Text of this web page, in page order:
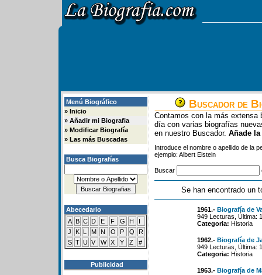
Menú Biográfico
» Inicio
» Añadir mi Biografia
» Modificar Biografía
» Las más Buscadas
Busca Biografías
Abecedario
A B C D E F G H
I
J
K L M N O P Q
R
S T U V W X Y Z #
Publicidad
Buscador de
Contamos con la más extensa
día con varias biografías
en nuestro Buscador. Añade
Introduce el nombre o apellido de la
ejemplo: Albert Eistein
Buscar
Se han encontrado un
1961.- Biografía de
949 Lecturas, Última:
Categoria: Historia
1962.- Biografía de
949 Lecturas, Última:
Categoria: Historia
1963.- Biografía de